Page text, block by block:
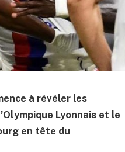
à révéler les
Lyonnais et le
en tête du